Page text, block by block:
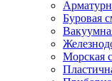
Буровая
Морская